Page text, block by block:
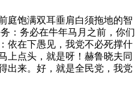
庭饱满双耳垂肩白须拖地的智
：务必在牛年马月之前，你们
依在下愚见，我党不必死撑什
上点头，就是呀！赫鲁晓夫同
出来。好，就是全民党，我党